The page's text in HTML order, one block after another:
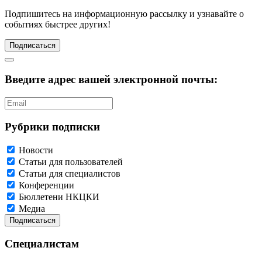
Подпишитесь на информационную рассылку и узнавайте о
событиях быстрее других!
Подписаться
Введите адрес вашей электронной почты:
Рубрики подписки
Новости
Статьи для пользователей
Статьи для специалистов
Конференции
Бюллетени НКЦКИ
Медиа
Специалистам